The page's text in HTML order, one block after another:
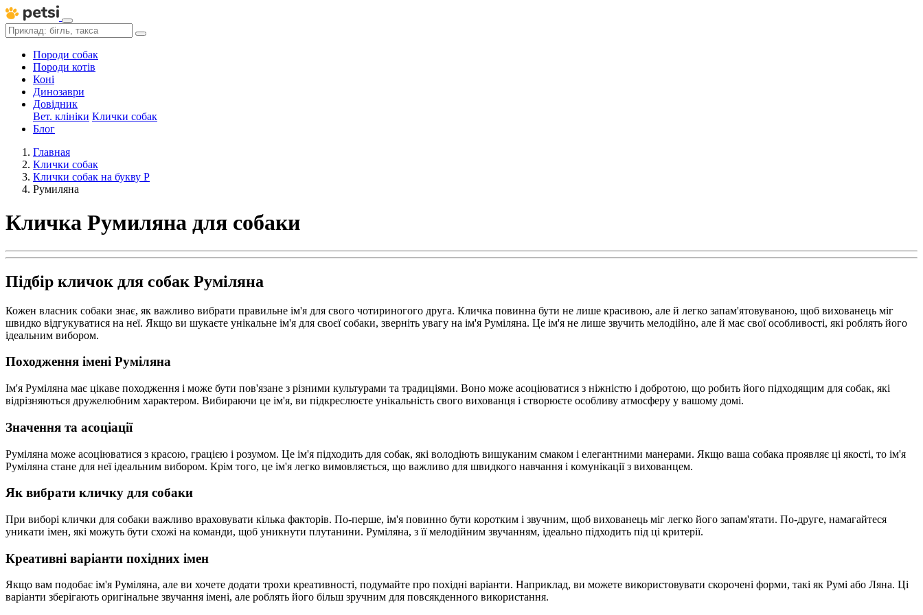
Породи собак
Породи котів
Коні
Динозаври
Довідник
Вет. клініки Клички собак
Блог
Главная
Клички собак
Клички собак на букву Р
Румиляна
Кличка Румиляна для собаки
Підбір кличок для собак Руміляна
Кожен власник собаки знає, як важливо вибрати правильне ім'я для свого чотириногого друга. Кличка повинна бути не лише красивою, але й легко запам'ятовуваною, щоб вихованець міг
швидко відгукуватися на неї. Якщо ви шукаєте унікальне ім'я для своєї собаки, зверніть увагу на ім'я Руміляна. Це ім'я не лише звучить мелодійно, але й має свої особливості, які роблять його
ідеальним вибором.
Походження імені Руміляна
Ім'я Руміляна має цікаве походження і може бути пов'язане з різними культурами та традиціями. Воно може асоціюватися з ніжністю і добротою, що робить його підходящим для собак, які
відрізняються дружелюбним характером. Вибираючи це ім'я, ви підкреслюєте унікальність свого вихованця і створюєте особливу атмосферу у вашому домі.
Значення та асоціації
Руміляна може асоціюватися з красою, грацією і розумом. Це ім'я підходить для собак, які володіють вишуканим смаком і елегантними манерами. Якщо ваша собака проявляє ці якості, то ім'я
Руміляна стане для неї ідеальним вибором. Крім того, це ім'я легко вимовляється, що важливо для швидкого навчання і комунікації з вихованцем.
Як вибрати кличку для собаки
При виборі клички для собаки важливо враховувати кілька факторів. По-перше, ім'я повинно бути коротким і звучним, щоб вихованець міг легко його запам'ятати. По-друге, намагайтеся
уникати імен, які можуть бути схожі на команди, щоб уникнути плутанини. Руміляна, з її мелодійним звучанням, ідеально підходить під ці критерії.
Креативні варіанти похідних імен
Якщо вам подобає ім'я Руміляна, але ви хочете додати трохи креативності, подумайте про похідні варіанти. Наприклад, ви можете використовувати скорочені форми, такі як Румі або Ляна. Ці
варіанти зберігають оригінальне звучання імені, але роблять його більш зручним для повсякденного використання.